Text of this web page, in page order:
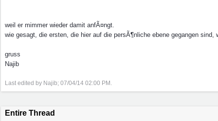
weil er mimmer wieder damit anfÃ¤ngt.
wie gesagt, die ersten, die hier auf die persÃ¶nliche ebene gegangen
gruss
Najib
Last edited by Najib; 07/04/14 02:00 PM .
Entire Thread